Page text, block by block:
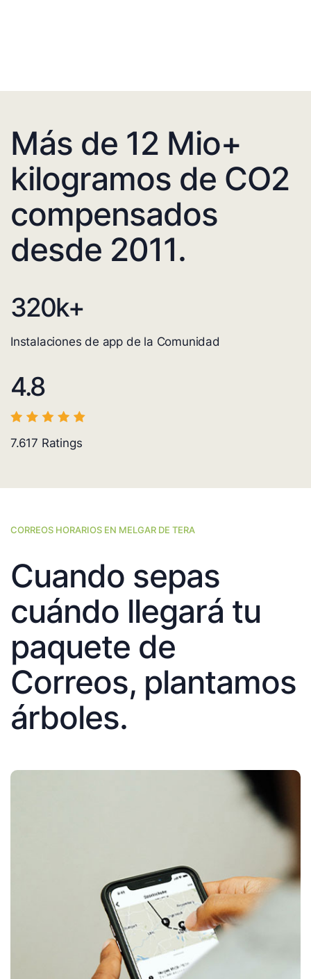
Más de 12 Mio+
kilogramos de CO2
compensados
desde 2011.
320k+
Instalaciones de app de la Comunidad
4.8
7.617 Ratings
CORREOS HORARIOS EN MELGAR DE TERA
Cuando sepas
cuándo llegará tu
paquete de
Correos, plantamos
árboles.